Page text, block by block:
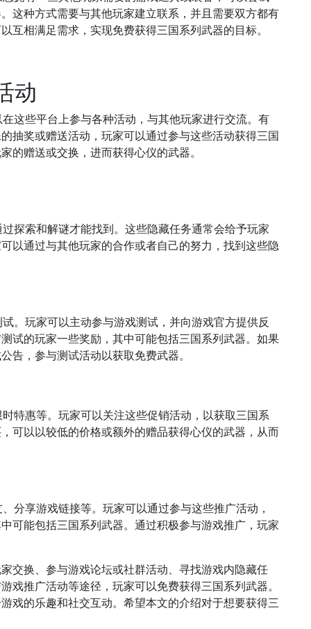
这种方式需要与其他玩家建立联系，并且需要双方都有
互相满足需求，实现免费获得三国系列武器的目标。
动
这些平台上参与各种活动，与其他玩家进行交流。有
抽奖或赠送活动，玩家可以通过参与这些活动获得三国
的赠送或交换，进而获得心仪的武器。
探索和解谜才能找到。这些隐藏任务通常会给予玩家
以通过与其他玩家的合作或者自己的努力，找到这些隐
。玩家可以主动参与游戏测试，并向游戏官方提供反
试的玩家一些奖励，其中可能包括三国系列武器。如果
告，参与测试活动以获取免费武器。
特惠等。玩家可以关注这些促销活动，以获取三国系
可以以较低的价格或额外的赠品获得心仪的武器，从而
分享游戏链接等。玩家可以通过参与这些推广活动，
可能包括三国系列武器。通过积极参与游戏推广，玩家
交换、参与游戏论坛或社群活动、寻找游戏内隐藏任
戏推广活动等途径，玩家可以免费获得三国系列武器。
戏的乐趣和社交互动。希望本文的介绍对于想要获得三